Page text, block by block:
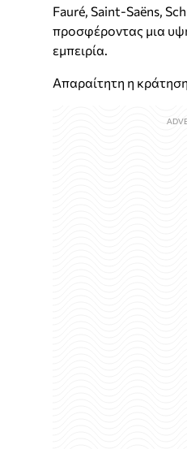
Fauré, Saint-Saëns,
προσφέροντας μια
εμπειρία.
Απαραίτητη η